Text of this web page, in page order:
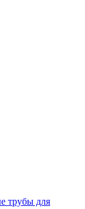
трубы для